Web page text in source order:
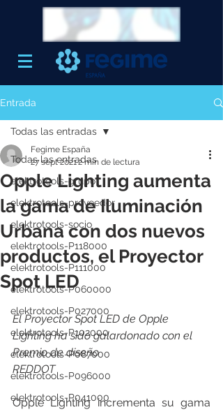
Entrada
Todas las entradas
elektrotools-grupo
elektrotools-proveedor
elektrotools-socio
elektrotools-P118000
elektrotools-P111000
elektrotools-P060000
elektrotools-P027000
elektrotools-P102000
elektrotools-P087000
elektrotools-P096000
elektrotools-P041000
Todas las entradas
Opple Lighting aumenta
la gama de Iluminación
Urbana con dos nuevos
productos, el Proyector
Spot LED
Fegime España
27 sept 20212 min de lectura
El Proyector Spot LED de Opple
Lighting ha sido galardonado con el
Premio de diseño
REDDOT
Opple Lighting incrementa su gama